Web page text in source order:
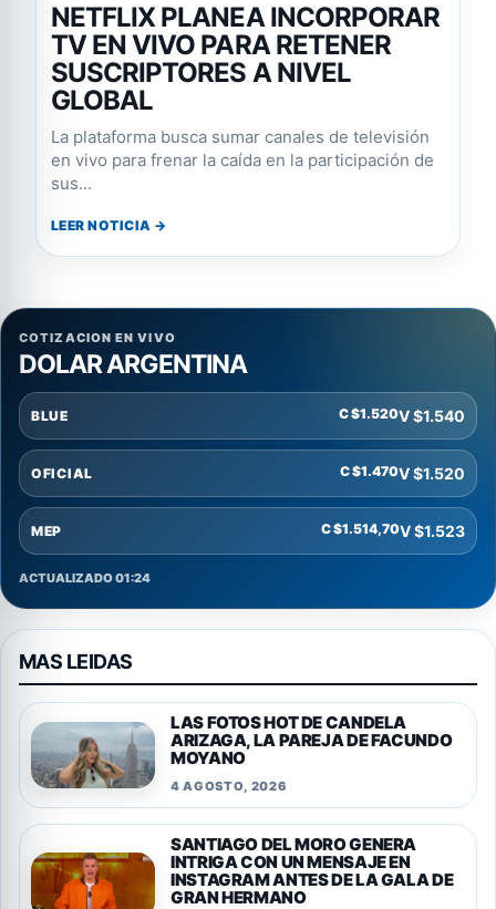
NETFLIX PLANEA INCORPORAR
TV EN VIVO PARA RETENER
SUSCRIPTORES A NIVEL
GLOBAL
La plataforma busca sumar canales de televisión
en vivo para frenar la caída en la participación de
sus...
LEER NOTICIA →
COTIZACION EN VIVO
DOLAR ARGENTINA
BLUE C $1.520V $1.540
OFICIAL C $1.470V $1.520
MEP C $1.514,70V $1.523
ACTUALIZADO 01:24
MAS LEIDAS
LAS FOTOS HOT DE CANDELA
ARIZAGA, LA PAREJA DE FACUNDO
MOYANO
4 AGOSTO, 2026
SANTIAGO DEL MORO GENERA
INTRIGA CON UN MENSAJE EN
INSTAGRAM ANTES DE LA GALA DE
GRAN HERMANO